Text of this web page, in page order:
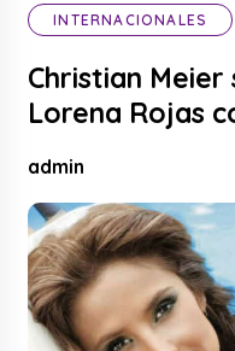
INTERNACIONALES
Christian Meier
Lorena Rojas
admin